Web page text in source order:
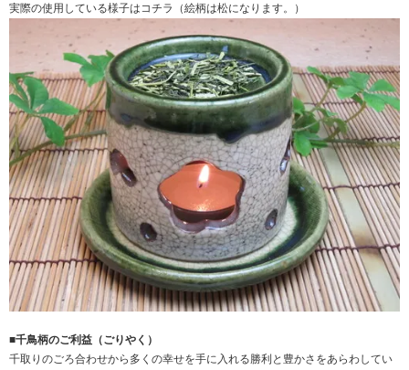
実際の使用している様子はコチラ（絵柄は松になります。）
■千鳥柄のご利益（ごりやく）
千取りのごろ合わせから多くの幸せを手に入れる勝利と豊かさをあらわしてい